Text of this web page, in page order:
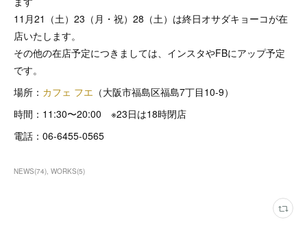
11月21（土）23（月・祝）28（土）は終日オサダキョーコが在
店いたします。
その他の在店予定につきましては、インスタやFBにアップ予定
です。
場所： カフェ フエ （大阪市福島区福島7丁目10-9）
時間：11:30〜20:00 ※23日は18時閉店
電話：06-6455-0565
NEWS(74) WORKS(5)